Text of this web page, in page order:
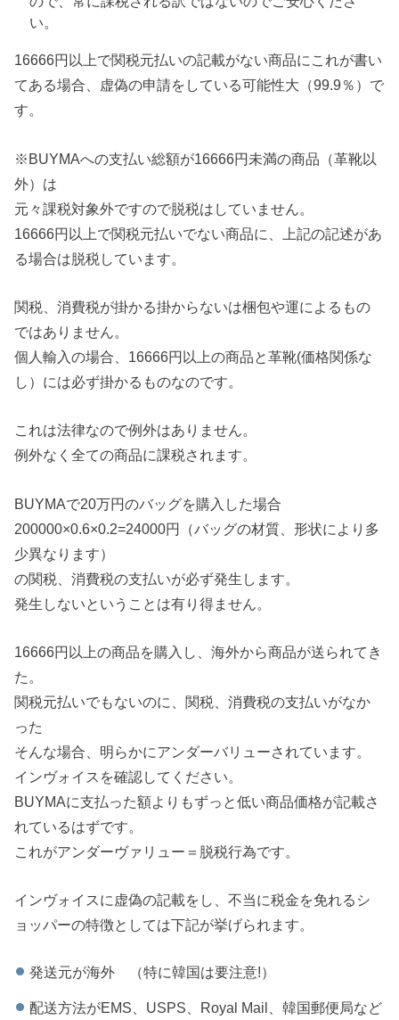
い。
16666円以上で関税元払いの記載がない商品にこれが書い
てある場合、虚偽の申請をしている可能性大（99.9％）で
す。
※BUYMAへの支払い総額が16666円未満の商品（革靴以
外）は
元々課税対象外ですので脱税はしていません。
16666円以上で関税元払いでない商品に、上記の記述があ
る場合は脱税しています。
関税、消費税が掛かる掛からないは梱包や運によるもの
ではありません。
個人輸入の場合、16666円以上の商品と革靴(価格関係な
し）には必ず掛かるものなのです。
これは法律なので例外はありません。
例外なく全ての商品に課税されます。
BUYMAで20万円のバッグを購入した場合
200000×0.6×0.2=24000円（バッグの材質、形状により多
少異なります）
の関税、消費税の支払いが必ず発生します。
発生しないということは有り得ません。
16666円以上の商品を購入し、海外から商品が送られてき
た。
関税元払いでもないのに、関税、消費税の支払いがなか
った
そんな場合、明らかにアンダーバリューされています。
インヴォイスを確認してください。
BUYMAに支払った額よりもずっと低い商品価格が記載さ
れているはずです。
これがアンダーヴァリュー＝脱税行為です。
インヴォイスに虚偽の記載をし、不当に税金を免れるシ
ョッパーの特徴としては下記が挙げられます。
発送元が海外 （特に韓国は要注意!）
配送方法がEMS、USPS、Royal Mail、韓国郵便局など